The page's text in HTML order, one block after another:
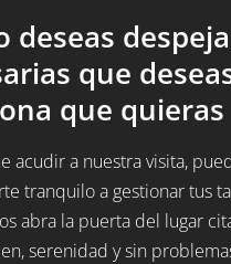
deseas
que
que quieras
a nuestra visita,
tranquilo a gestionar tus
abra la puerta del lugar
serenidad y sin